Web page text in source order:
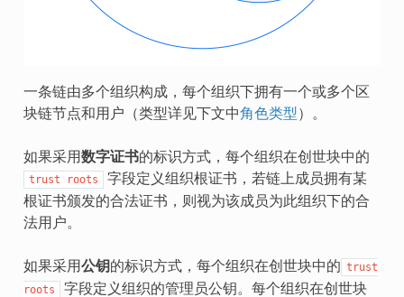
一条链由多个组织构成，每个组织下拥有一个或多个区
块链节点和用户（类型详见下文中角色类型）。
如果采用数字证书的标识方式，每个组织在创世块中的
trust roots
字段定义组织根证书，若链上成员拥有某
根证书颁发的合法证书，则视为该成员为此组织下的合
法用户。
如果采用公钥的标识方式，每个组织在创世块中的 trust
roots
字段定义组织的管理员公钥。每个组织在创世块